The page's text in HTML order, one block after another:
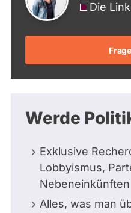
Die
Werde
Exklusive
Lobbyismus,
Nebeneinkünften
Alles, was man